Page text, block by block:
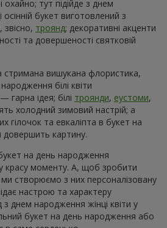
охайно; тут підійде з днем
букет виготовлений з
звісно, троянд; декоративні акценти
та довершеності святковій
стримана вишукана флористика,
білі квіти
гарна ідея; білі троянди, еустоми,
холодний зимовий настрій; а
гілочок та евкаліпта в букет на
картину.
на день народження
красу моменту. А, щоб зробити
створюємо з них персоналізовану
настрою та характеру
днем народження жінці квіти у
букет на день народження або